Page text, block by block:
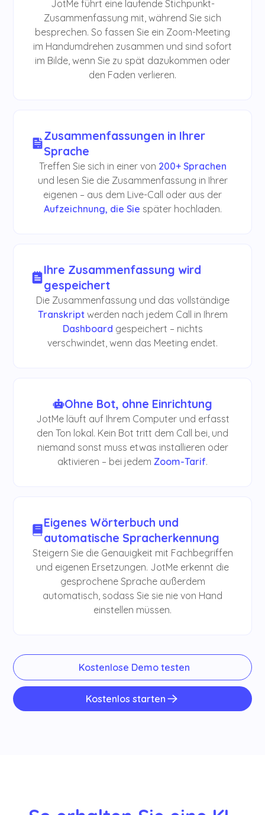
JotMe führt eine laufende Stichpunkt-
Zusammenfassung mit, während Sie sich
besprechen. So fassen Sie ein Zoom-Meeting
im Handumdrehen zusammen und sind sofort
im Bilde, wenn Sie zu spät dazukommen oder
den Faden verlieren.
Zusammenfassungen in Ihrer
Sprache
Treffen Sie sich in einer von 200+ Sprachen
und lesen Sie die Zusammenfassung in Ihrer
eigenen – aus dem Live-Call oder aus der
Aufzeichnung, die Sie später hochladen.
Ihre Zusammenfassung wird
gespeichert
Die Zusammenfassung und das vollständige
Transkriptwerden nach jedem Call in Ihrem
Dashboard gespeichert – nichts
verschwindet, wenn das Meeting endet.
Ohne Bot, ohne Einrichtung
JotMe läuft auf Ihrem Computer und erfasst
den Ton lokal. Kein Bot tritt dem Call bei, und
niemand sonst muss etwas installieren oder
aktivieren – bei jedem Zoom-Tarif.
Eigenes Wörterbuch und
automatische Spracherkennung
Steigern Sie die Genauigkeit mit Fachbegriffen
und eigenen Ersetzungen. JotMe erkennt die
gesprochene Sprache außerdem
automatisch, sodass Sie sie nie von Hand
einstellen müssen.
Kostenlose Demo testen
Kostenlos starten